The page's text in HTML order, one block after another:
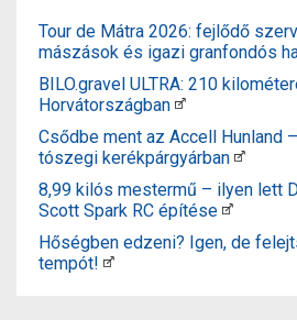
Tour de Mátra 2026: fejlődő
mászások és igazi granfondós
BILO.gravel ULTRA: 210
Horvátországban
Csődbe ment az Accell Hunland
tószegi kerékpárgyárban
8,99 kilós mestermű – ilyen lett
Scott Spark RC építése
Hőségben edzeni? Igen, de
tempót!